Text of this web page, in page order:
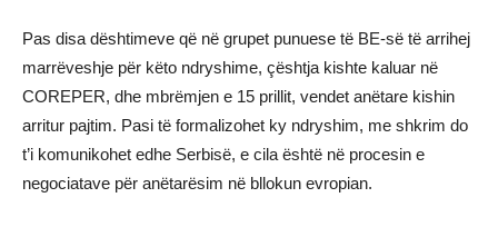
Pas disa dështimeve që në grupet punuese të BE-së të arrihej
marrëveshje për këto ndryshime, çështja kishte kaluar në
COREPER, dhe mbrëmjen e 15 prillit, vendet anëtare kishin
arritur pajtim. Pasi të formalizohet ky ndryshim, me shkrim do
t’i komunikohet edhe Serbisë, e cila është në procesin e
negociatave për anëtarësim në bllokun evropian.